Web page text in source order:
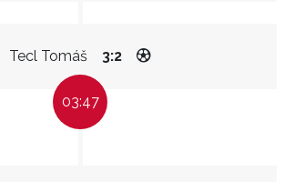
Tecl Tomáš 3:2
03:47